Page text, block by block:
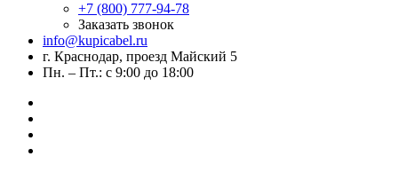
+7 (800) 777-94-78
Заказать звонок
info@kupicabel.ru
г. Краснодар, проезд Майский 5
Пн. – Пт.: с 9:00 до 18:00